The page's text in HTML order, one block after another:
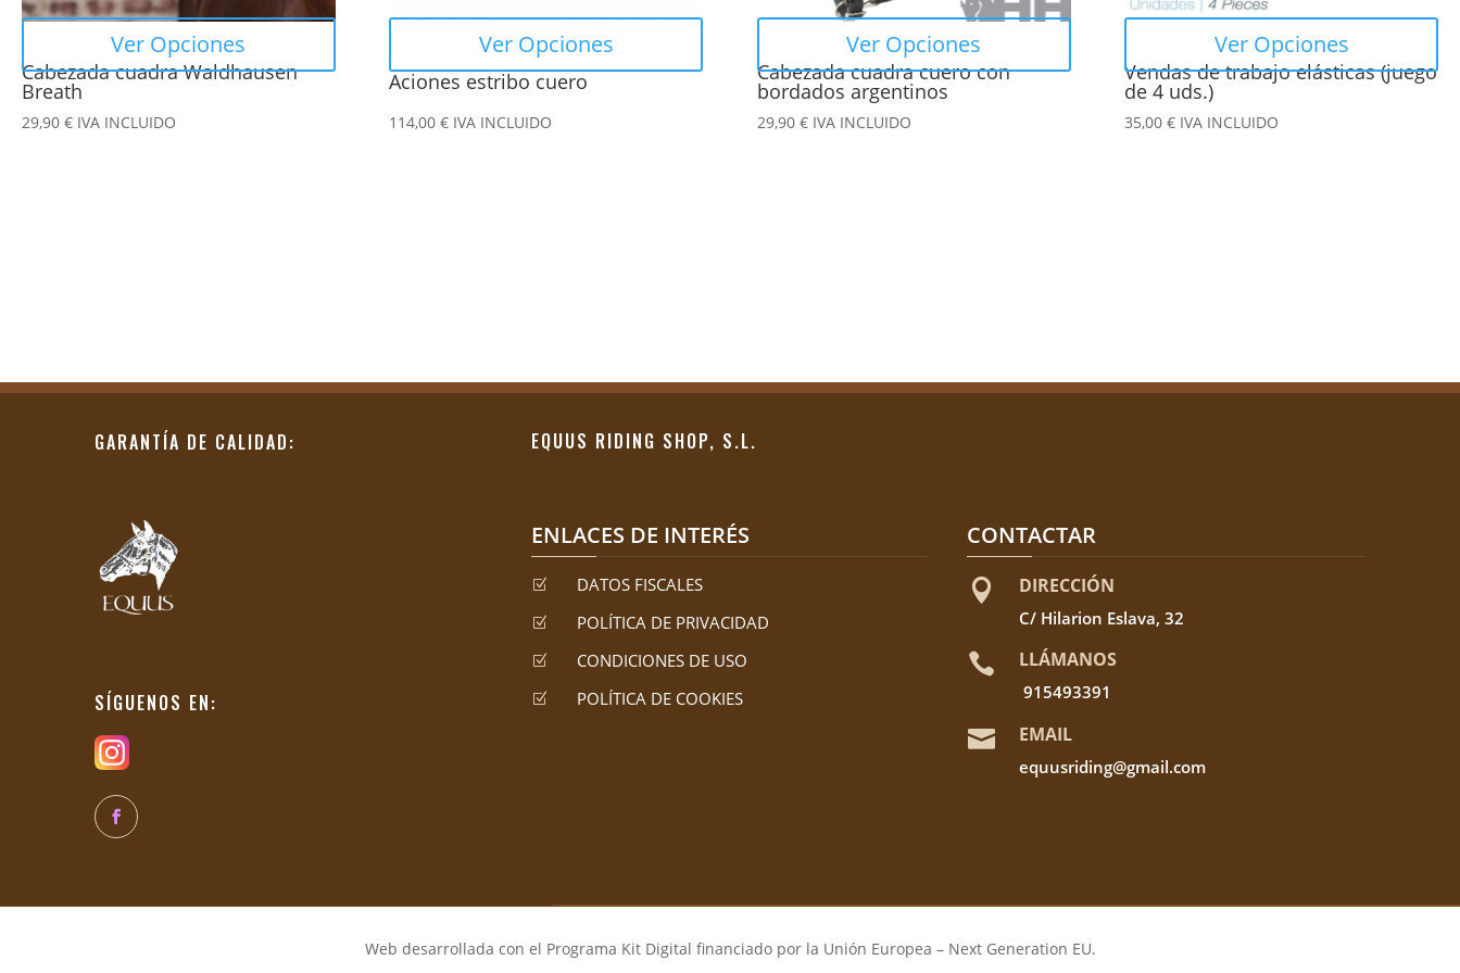
Cabezada cuadra Waldhausen
Breath
29,90 € IVA INCLUIDO
Ver Opciones
en
página
Aciones estribo cuero
114,00€ IVA INCLUIDO
Ver Opciones
en
página
Cabezada cuadra cuero con
bordados argentinos
29,90 € IVA INCLUIDO
Ver Opciones
en
página
Vendas de trabajo elásticas (juego
de 4 uds.)
35,00€ IVA INCLUIDO
Ver Opciones
en
página
GARANTÍA DE CALIDAD:
SÍGUENOS EN:
EQUUS RIDING SHOP, S.L.
ENLACES DE INTERÉS
Z DATOS FISCALES
Z POLÍTICA DE PRIVACIDAD
Z CONDICIONES DE USO
Z POLÍTICA DE COOKIES
CONTACTAR
 DIRECCIÓN
C/ Hilarion Eslava, 32
 LLÁMANOS
915493391
 EMAIL
equusriding@gmail.com
Web desarrollada con el Programa Kit Digital financiado por la Unión Europea – Next Generation EU.